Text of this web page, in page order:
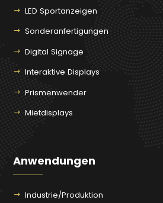
LED Sportanzeigen
Sonderanfertigungen
Digital Signage
Interaktive Displays
Prismenwender
Mietdisplays
Anwendungen
Industrie/Produktion